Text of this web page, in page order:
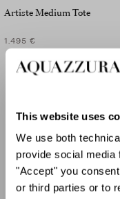
This website uses
We use both
provide social
"Accept" you
or third parties or to
Artiste Medium Tote
1.495 €